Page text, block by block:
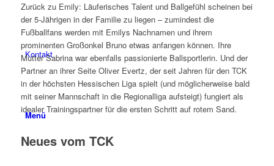
Kontakt
Menü
Zurück zu Emily: Läuferisches Talent und Ballgefühl scheinen bei
der 5-Jährigen in der Familie zu liegen – zumindest die
Fußballfans werden mit Emilys Nachnamen und ihrem
prominenten Großonkel Bruno etwas anfangen können. Ihre
Mutter Sabrina war ebenfalls passionierte Ballsportlerin. Und der
Partner an ihrer Seite Oliver Evertz, der seit Jahren für den TCK
in der höchsten Hessischen Liga spielt (und möglicherweise bald
mit seiner Mannschaft in die Regionalliga aufsteigt) fungiert als
idealer Trainingspartner für die ersten Schritt auf rotem Sand.
Neues vom TCK